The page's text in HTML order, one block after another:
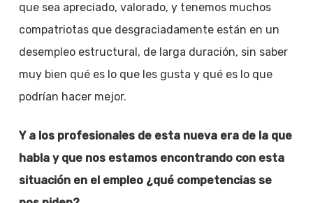
que sea apreciado, valorado, y tenemos muchos
compatriotas que desgraciadamente están en un
desempleo estructural, de larga duración, sin saber
muy bien qué es lo que les gusta y qué es lo que
podrían hacer mejor.
Y a los profesionales de esta nueva era de la que
habla y que nos estamos encontrando con esta
situación en el empleo ¿qué competencias se